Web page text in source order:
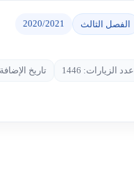
الفصل الثالث 2020/2021
عدد الزيارات: 1446 تاريخ الإضافة: 2021-04-